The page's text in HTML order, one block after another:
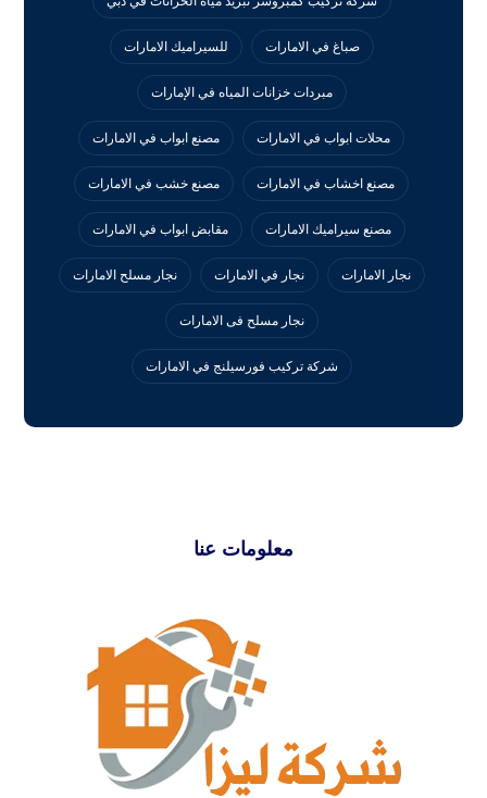
صباغ في الامارات للسيراميك الامارات
مبردات خزانات المياه في الإمارات
محلات ابواب في الامارات مصنع ابواب في الامارات
مصنع اخشاب في الامارات مصنع خشب في الامارات
مصنع سيراميك الامارات مقابض ابواب في الامارات
نجار الامارات نجار في الامارات نجار مسلح الامارات
نجار مسلح فى الامارات
‏شركة تركيب فورسيلنج في الامارات
معلومات عنا